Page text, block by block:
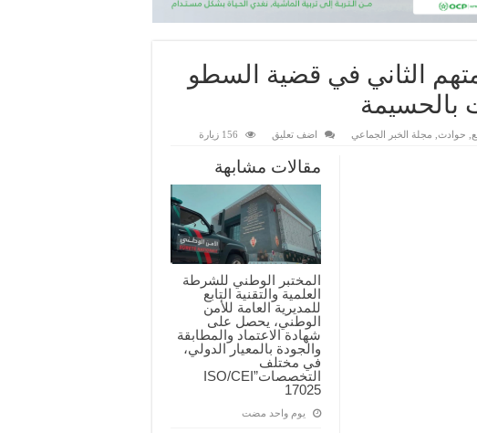
الثاني في قضية السطو
بالحسيمة
حوادث مجلة الخبر الجماعي اضف تعليق 156 زيارة
مقالات مشابهة
المختبر الوطني للشرطة
العلمية والتقنية التابع
للمديرية العامة للأمن
الوطني، يحصل على
شهادة الاعتماد والمطابقة
والجودة بالمعيار الدولي،
في مختلف
التخصصات”ISO/CEI
17025
‏يوم واحد مضت